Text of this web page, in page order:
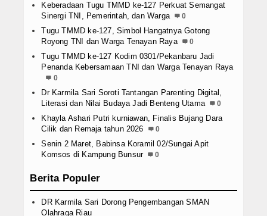
Keberadaan Tugu TMMD ke-127 Perkuat Semangat
Sinergi TNI, Pemerintah, dan Warga
0
Tugu TMMD ke-127, Simbol Hangatnya Gotong
Royong TNI dan Warga Tenayan Raya
0
Tugu TMMD ke-127 Kodim 0301/Pekanbaru Jadi
Penanda Kebersamaan TNI dan Warga Tenayan Raya
0
Dr Karmila Sari Soroti Tantangan Parenting Digital,
Literasi dan Nilai Budaya Jadi Benteng Utama
0
Khayla Ashari Putri kurniawan, Finalis Bujang Dara
Cilik dan Remaja tahun 2026
0
Senin 2 Maret, Babinsa Koramil 02/Sungai Apit
Komsos di Kampung Bunsur
0
Berita Populer
DR Karmila Sari Dorong Pengembangan SMAN
Olahraga Riau